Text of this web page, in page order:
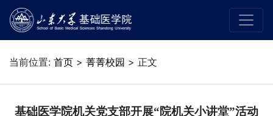
当前位置: 首页 > 菁菁校园 > 正文
基础医学院机关党支部开展“院机关小讲堂”活动